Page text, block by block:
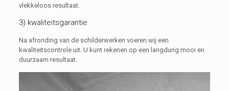
vlekkeloos resultaat.
3) kwaliteitsgarantie
Na afronding van de schilderwerken voeren wij een
kwaliteitscontrole uit. U kunt rekenen op een langdurig mooi en
duurzaam resultaat.